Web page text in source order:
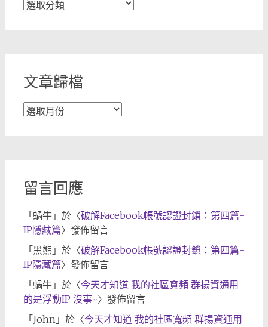
文
文章歸檔
文
留言回應
「 蝸牛」於〈破解Facebook帳號認證封鎖：第四篇-
IP隱藏篇〉發佈留言
「 黑熊 」於〈破解Facebook帳號認證封鎖：第四篇-
IP隱藏篇〉發佈留言
「 蝸牛」於〈今天才知道 我的社區寬頻 群揚資通用
的是浮動IP 沒事~〉發佈留言
「 John」於〈今天才知道 我的社區寬頻 群揚資通用